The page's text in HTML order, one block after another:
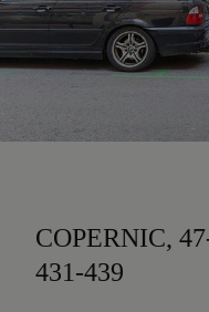
COPERNIC,
431-439